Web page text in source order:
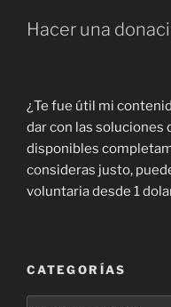
Hacer una
¿Te fue útil mi
dar con las soluciones
disponibles
consideras justo,
voluntaria desde 1
CATEGORÍAS